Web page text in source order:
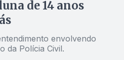
de 14 anos
envolvendo
da Polícia Civil.